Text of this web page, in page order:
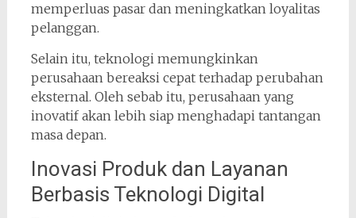
memperluas pasar dan meningkatkan loyalitas
pelanggan.
Selain itu, teknologi memungkinkan
perusahaan bereaksi cepat terhadap perubahan
eksternal. Oleh sebab itu, perusahaan yang
inovatif akan lebih siap menghadapi tantangan
masa depan.
Inovasi Produk dan Layanan
Berbasis Teknologi Digital